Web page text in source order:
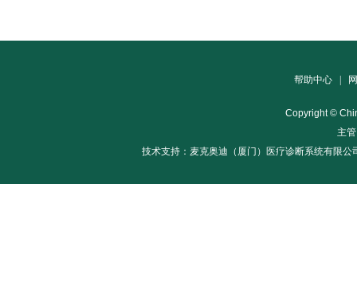
帮助中心
Copyright ©
主
技术支持：麦克奥迪（厦门）医疗诊断系统有